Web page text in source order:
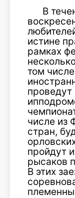
В
истине
рамках
том
проведут
числе из
стран,
пройдут
рысаков
В этих